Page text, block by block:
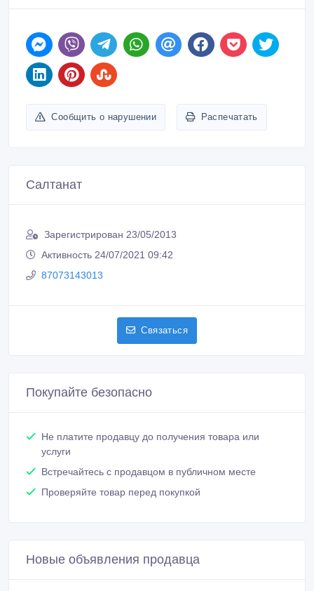
Сообщить о нарушении Распечатать
Салтанат
Зарегистрирован 23/05/2013
Активность 24/07/2021 09:42
87073143013
Связаться
Покупайте безопасно
Не платите продавцу до получения товара или
услуги
Встречайтесь с продавцом в публичном месте
Проверяйте товар перед покупкой
Новые объявления продавца